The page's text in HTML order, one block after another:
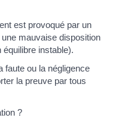
est provoqué par un
mauvaise disposition
instable).
faute ou la négligence
la preuve par tous
?